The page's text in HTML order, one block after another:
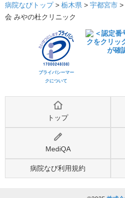
病院なびトップ > 栃木県 > 宇都宮市 >
会 みやの杜クリニック
プライバシーマー
クについて
トップ
MediQA
病院なび利用規約